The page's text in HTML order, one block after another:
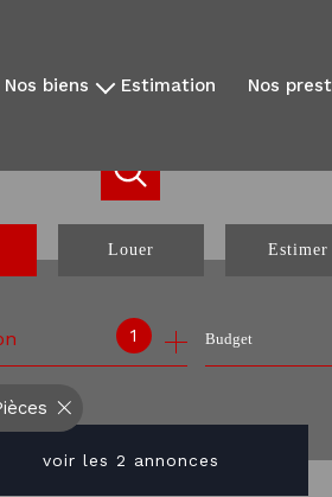
nos biens
nos exclusivités
estimation nos
Louer
à l'année
de l'immo pro
Estimer
1 Budget
voir les 2 annonces